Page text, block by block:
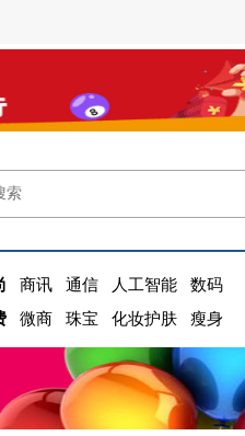
商讯 通信 人工智能
数码
微商 珠宝 化妆护肤 瘦身